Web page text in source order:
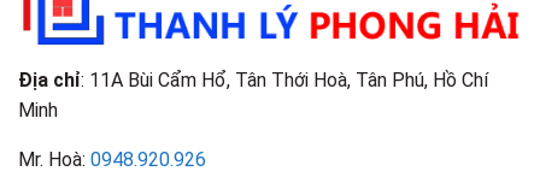
Nhận
Biết
Địa chỉ: 11A Bùi Cẩm Hổ, Tân Thới Hoà, Tân Phú, Hồ Chí
Minh
Mr. Hoà: 0948.920.926